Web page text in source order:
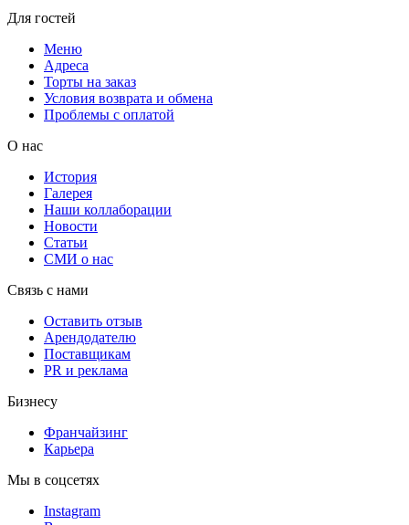
Для гостей
Меню
Адреса
Торты на заказ
Условия возврата и обмена
Проблемы с оплатой
О нас
История
Галерея
Наши коллаборации
Новости
Статьи
СМИ о нас
Связь с нами
Оставить отзыв
Арендодателю
Поставщикам
PR и реклама
Бизнесу
Франчайзинг
Карьера
Мы в соцсетях
Instagram